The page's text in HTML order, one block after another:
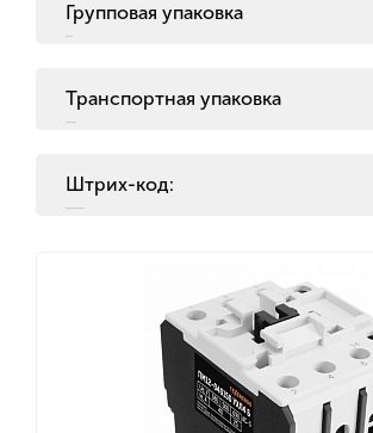
Групповая упаковка
Транспортная упаковка
Штрих-код: